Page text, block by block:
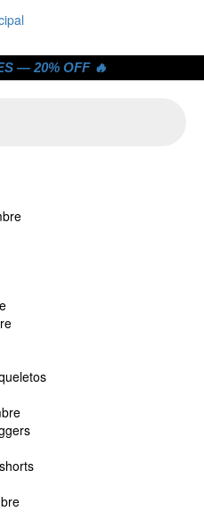
— 20% OFF 🔥